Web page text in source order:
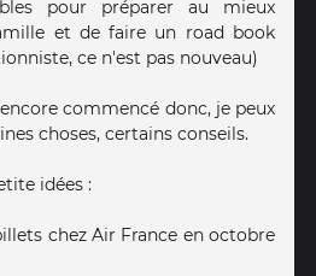
pour préparer au mieux
et de faire un road book
ce n'est pas nouveau)
commencé donc, je peux
choses, certains conseils.
idées :
chez Air France en octobre